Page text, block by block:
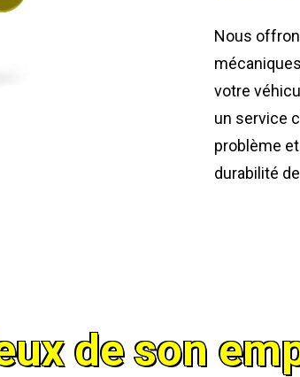
Nous
votre
un service
problème
durabilité
de son